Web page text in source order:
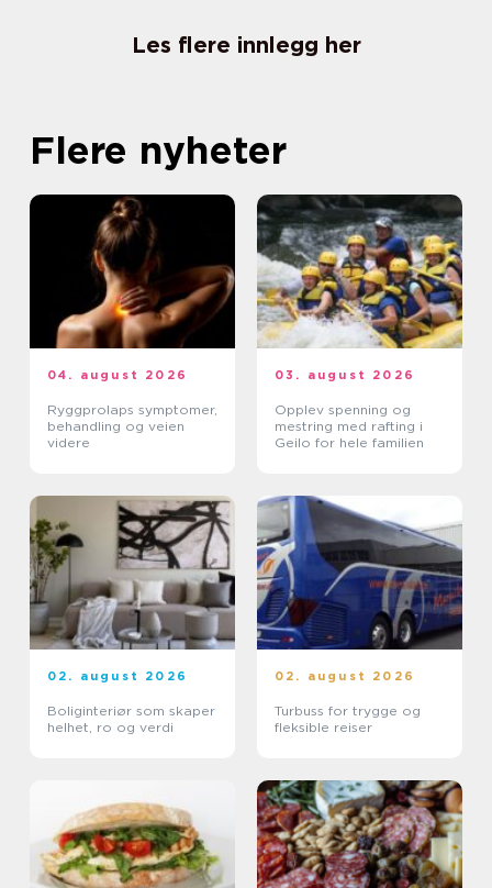
Les flere innlegg her
Flere nyheter
04. august 2026
Ryggprolaps symptomer,
behandling og veien
videre
03. august 2026
Opplev spenning og
mestring med rafting i
Geilo for hele familien
02. august 2026
Boliginteriør som skaper
helhet, ro og verdi
02. august 2026
Turbuss for trygge og
fleksible reiser